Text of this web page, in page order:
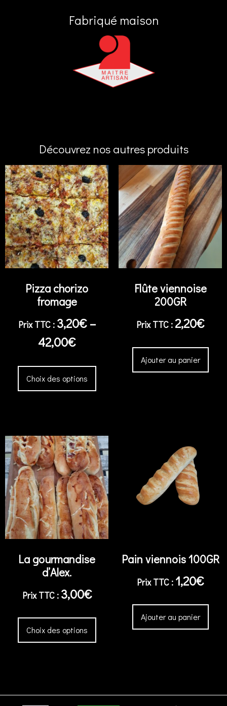
Fabriqué maison
Découvrez nos autres produits
Pizza chorizo
fromage
3,20€–
42,00€
Choix des options
Flûte viennoise
200GR
2,20€
Ajouter au panier
La gourmandise
d’Alex.
3,00€
Choix des options
Pain viennois 100GR
1,20€
Ajouter au panier